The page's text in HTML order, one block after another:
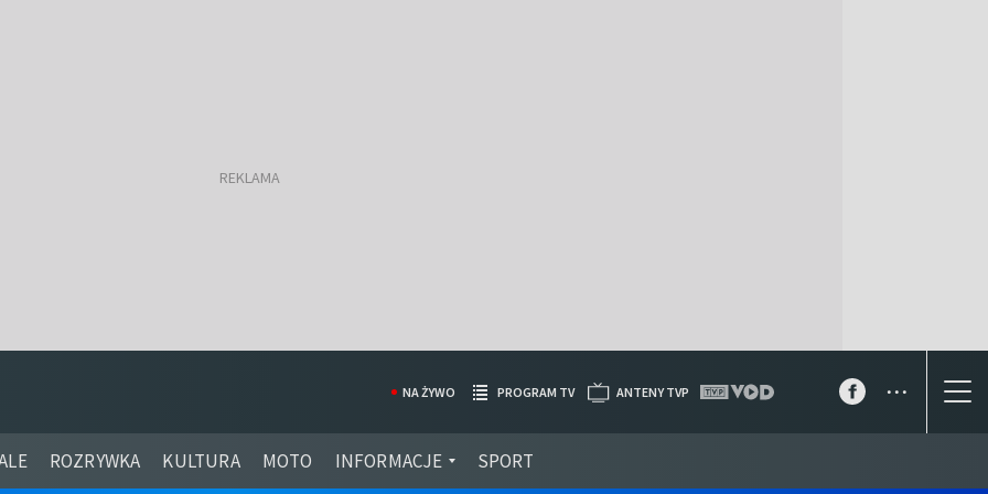
ROZRYWKA KULTURA MOTO INFORMACJE SPORT
NA ŻYWO PROGRAM TV ANTENY TVP ...